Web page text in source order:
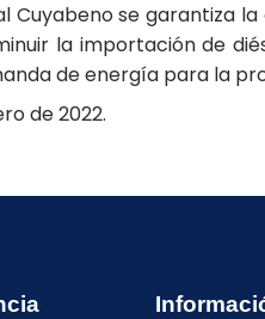
se garantiza
la importación de
de energía para la
de 2022.